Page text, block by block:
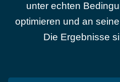
unter echten
optimieren und an
Die Ergebnisse